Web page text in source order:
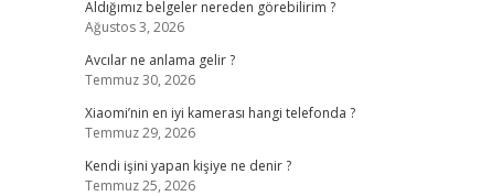
Aldığımız belgeler nereden görebilirim ?
Ağustos 3, 2026
Avcılar ne anlama gelir ?
Temmuz 30, 2026
Xiaomi’nin en iyi kamerası hangi telefonda ?
Temmuz 29, 2026
Kendi işini yapan kişiye ne denir ?
Temmuz 25, 2026